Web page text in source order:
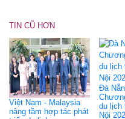
TIN CŨ HƠN
Việt Nam - Malaysia
nâng tầm hợp tác phát
Đà
du lịch
Nội